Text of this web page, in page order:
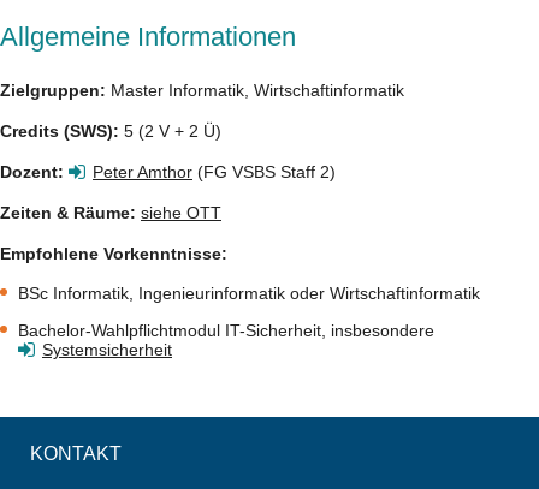
Allgemeine Informationen
Zielgruppen: Master Informatik, Wirtschaftinformatik
Credits (SWS): 5 (2 V + 2 Ü)
Dozent: Peter Amthor (FG VSBS Staff 2)
Zeiten & Räume: siehe OTT
Empfohlene Vorkenntnisse:
BSc Informatik, Ingenieurinformatik oder Wirtschaftinformatik
Bachelor-Wahlpflichtmodul IT-Sicherheit, insbesondere
Systemsicherheit
KONTAKT